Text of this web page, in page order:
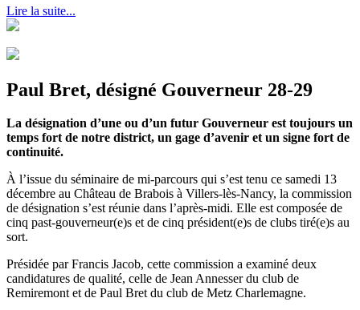
Lire la suite...
Paul Bret, désigné Gouverneur 28-29
La désignation d’une ou d’un futur Gouverneur est toujours un
temps fort de notre district, un gage d’avenir et un signe fort de
continuité.
À l’issue du séminaire de mi-parcours qui s’est tenu ce samedi 13
décembre au Château de Brabois à Villers-lès-Nancy, la commission
de désignation s’est réunie dans l’après-midi. Elle est composée de
cinq past-gouverneur(e)s et de cinq président(e)s de clubs tiré(e)s au
sort.
Présidée par Francis Jacob, cette commission a examiné deux
candidatures de qualité, celle de Jean Annesser du club de
Remiremont et de Paul Bret du club de Metz Charlemagne.